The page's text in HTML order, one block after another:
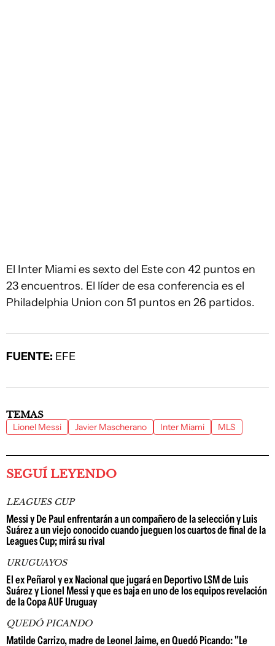
El Inter Miami es sexto del Este con 42 puntos en
23 encuentros. El líder de esa conferencia es el
Philadelphia Union con 51 puntos en 26 partidos.
FUENTE: EFE
TEMAS
Lionel Messi Javier Mascherano Inter Miami MLS
SEGUÍ LEYENDO
LEAGUES CUP
Messi y De Paul enfrentarán a un compañero de la selección y Luis
Suárez a un viejo conocido cuando jueguen los cuartos de final de la
Leagues Cup; mirá su rival
URUGUAYOS
El ex Peñarol y ex Nacional que jugará en Deportivo LSM de Luis
Suárez y Lionel Messi y que es baja en uno de los equipos revelación
de la Copa AUF Uruguay
QUEDÓ PICANDO
Matilde Carrizo, madre de Leonel Jaime, en Quedó Picando: "Le